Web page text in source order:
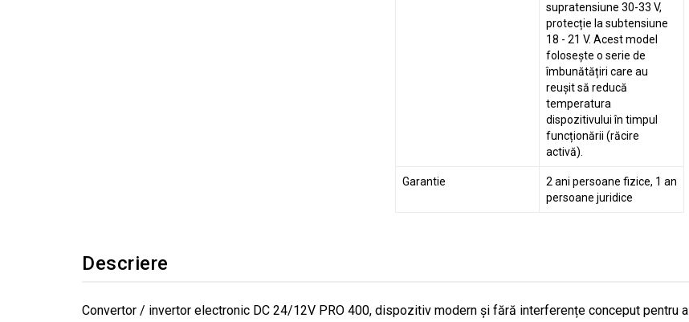
supratensiune 30-33 V,
protecție la subtensiune
18 - 21 V. Acest model
folosește o serie de
îmbunătățiri care au
reușit să reducă
temperatura
dispozitivului în timpul
funcționării (răcire
activă).
Garantie
2 ani persoane fizice, 1 an
persoane juridice
Descriere
Convertor / invertor electronic DC 24/12V PRO 400, dispozitiv modern și fără interferențe conceput pentru a